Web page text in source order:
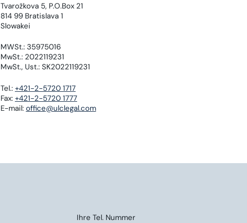
Tvarožkova 5, P.O.Box 21
814 99 Bratislava 1
Slowakei
MWSt.: 35975016
MwSt.: 2022119231
MwSt., Ust.: SK2022119231
Tel.: +421-2-5720 1717
Fax: +421-2-5720 1777
E-mail: office@ulclegal.com
Ihre Tel. Nummer